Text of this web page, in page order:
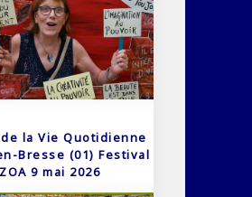
la Vie Quotidienne
Bresse (01) Festival
ZOA 9 mai 2026